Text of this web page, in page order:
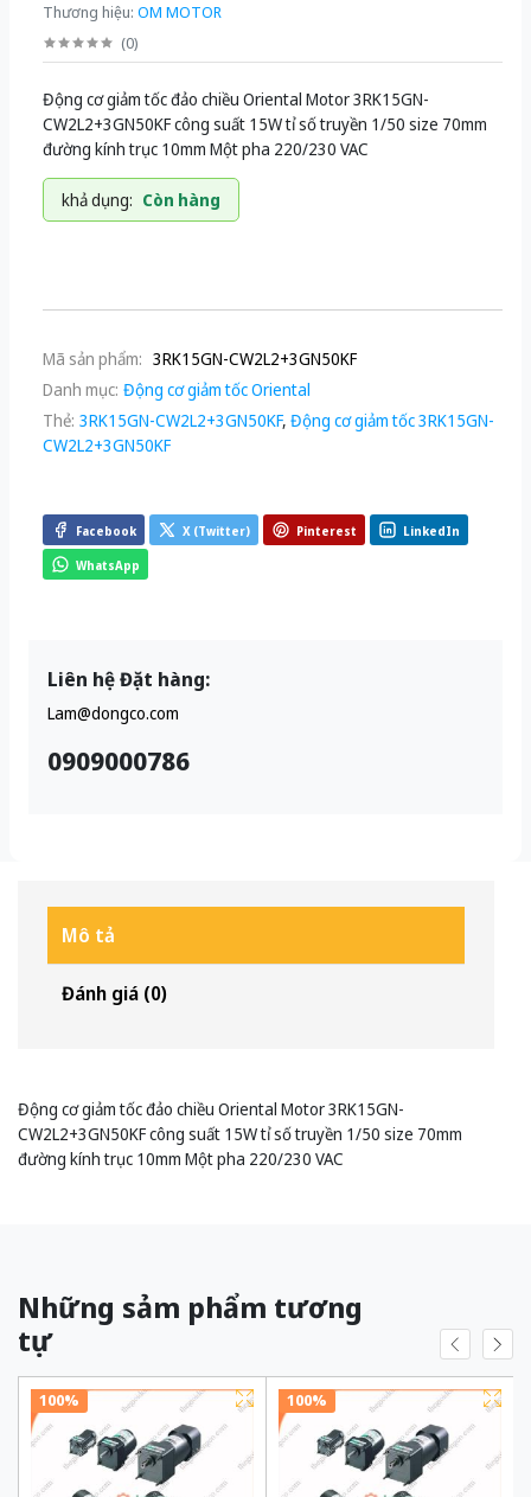
Thương hiệu: OM MOTOR
(0)
Động cơ giảm tốc đảo chiều Oriental Motor 3RK15GN-
CW2L2+3GN50KF công suất 15W tỉ số truyền 1/50 size 70mm
đường kính trục 10mm Một pha 220/230 VAC
khả dụng: Còn hàng
Mã sản phẩm: 3RK15GN-CW2L2+3GN50KF
Danh mục: Động cơ giảm tốc Oriental
Thẻ: 3RK15GN-CW2L2+3GN50KF, Động cơ giảm tốc 3RK15GN-
CW2L2+3GN50KF
Facebook X (Twitter) Pinterest LinkedIn
WhatsApp
Liên hệ Đặt hàng:
Lam@dongco.com
0909000786
Mô tả
Đánh giá (0)
Động cơ giảm tốc đảo chiều Oriental Motor 3RK15GN-
CW2L2+3GN50KF công suất 15W tỉ số truyền 1/50 size 70mm
đường kính trục 10mm Một pha 220/230 VAC
Những sảm phẩm tương
tự
100% 100%